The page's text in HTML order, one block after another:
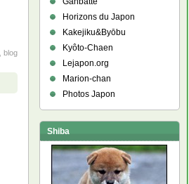
blog
Horizons du Japon
Kakejiku&Byōbu
Kyôto-Chaen
Lejapon.org
Marion-chan
Photos Japon
Shiba